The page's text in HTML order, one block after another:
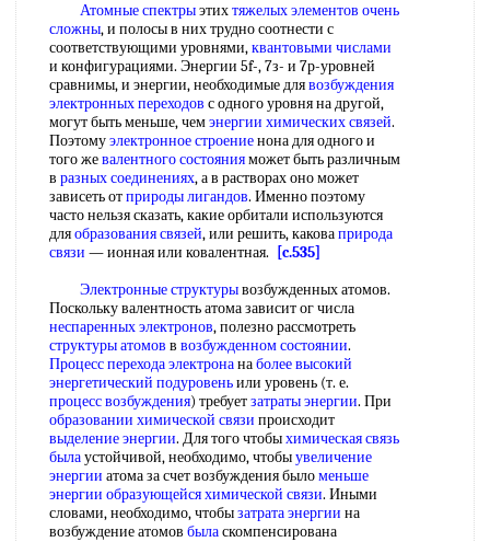
Атомные спектрыэтихтяжелых элементов очень
сложны, и полосы в них трудно соотнести с
соответствующими уровнями,квантовыми числами
и конфигурациями. Энергии 5f-, 7з- и 7р-уровней
сравнимы, и энергии, необходимые длявозбуждения
электронных переходов с одного уровня на другой,
могут быть меньше, чемэнергии химических связей.
Поэтомуэлектронное строениенона для одного и
того жевалентного состоянияможет быть различным
в разных соединениях, а в растворах оно может
зависеть отприроды лигандов. Именно поэтому
часто нельзя сказать, какие орбитали используются
дляобразования связей, или решить, каковаприрода
связи — ионная или ковалентная.
[c.535]
Электронные структурывозбужденных атомов.
Поскольку валентность атома зависит ог числа
неспаренных электронов, полезно рассмотреть
структуры атомов в возбужденном состоянии.
Процесс перехода электронанаболее высокий
энергетический подуровеньили уровень (т. е.
процесс возбуждения) требуетзатраты энергии. При
образовании химической связи происходит
выделение энергии. Для того чтобыхимическая связь
былаустойчивой, необходимо, чтобыувеличение
энергии атома за счет возбуждения быломеньше
энергии образующейся химической связи. Иными
словами, необходимо, чтобызатрата энергии на
возбуждение атомов быласкомпенсирована